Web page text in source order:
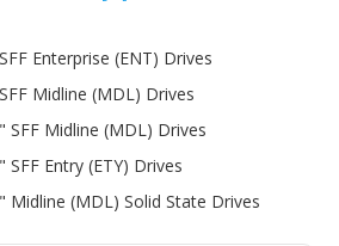
Enterprise (ENT) Drives
Midline (MDL) Drives
SFF Midline (MDL) Drives
SFF Entry (ETY) Drives
Midline (MDL) Solid State Drives